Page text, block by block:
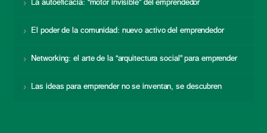
La autoeficacia: “motor invisible” del emprendedor
El poder de la comunidad: nuevo activo del emprendedor
Networking: el arte de la “arquitectura social” para emprender
Las ideas para emprender no se inventan, se descubren